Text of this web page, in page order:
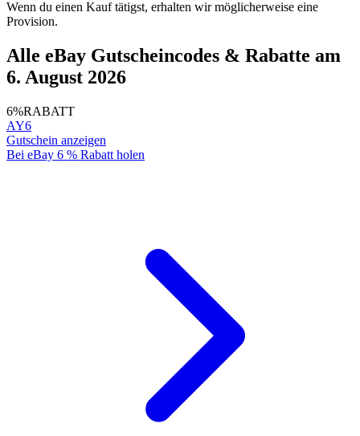
Wenn du einen Kauf tätigst, erhalten wir möglicherweise eine
Provision.
Alle eBay Gutscheincodes & Rabatte am
6. August 2026
6%RABATT
AY6
Gutschein anzeigen
Bei eBay 6 % Rabatt holen